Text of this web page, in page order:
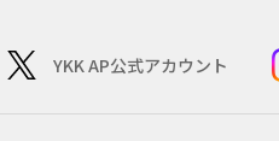
YKK AP公式アカウント